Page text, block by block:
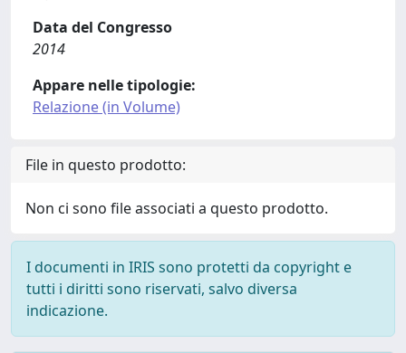
Data del Congresso
2014
Appare nelle tipologie:
Relazione (in Volume)
File in questo prodotto:
Non ci sono file associati a questo prodotto.
I documenti in IRIS sono protetti da copyright e
tutti i diritti sono riservati, salvo diversa
indicazione.